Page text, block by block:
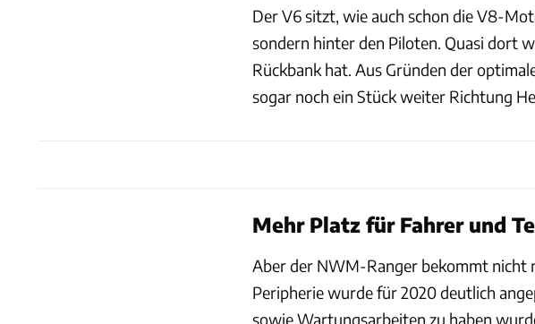
Der V6 sitzt, wie auch schon die V8-
sondern hinter den Piloten. Quasi dort
Rückbank hat. Aus Gründen der
sogar noch ein Stück weiter Richtung
Mehr Platz für Fahrer und
Aber der NWM-Ranger bekommt nicht
Peripherie wurde für 2020 deutlich
sowie Wartungsarbeiten zu haben